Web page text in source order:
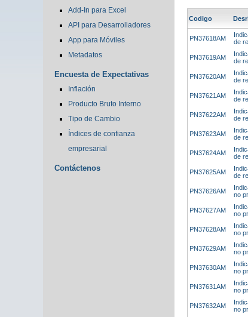
Add-In para Excel
API para Desarrolladores
App para Móviles
Metadatos
Encuesta de Expectativas
Inflación
Producto Bruto Interno
Tipo de Cambio
Índices de confianza
empresarial
Contáctenos
Codigo
PN37618AM
de
PN37619AM
de
PN37620AM
de
PN37621AM
de
PN37622AM
de
PN37623AM
de
PN37624AM
de
PN37625AM
de
PN37626AM
no
PN37627AM
no
PN37628AM
no
PN37629AM
no
PN37630AM
no
PN37631AM
no
PN37632AM
no